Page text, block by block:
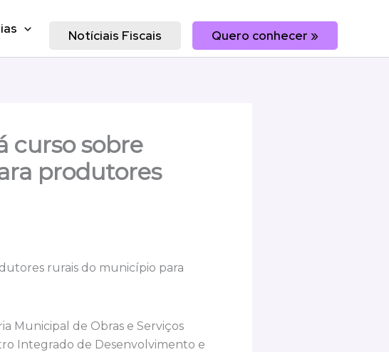
Notíciais Fiscais Quero conhecer »
curso sobre
produtores
rurais do município para
Municipal de Obras e Serviços
Integrado de Desenvolvimento e